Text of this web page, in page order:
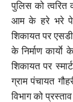
पुलिस को त्वरित
आम के हरे भरे
शिकायत पर
के निर्माण कार्याे
शिकायत पर
ग्राम पंचायत
विभाग को